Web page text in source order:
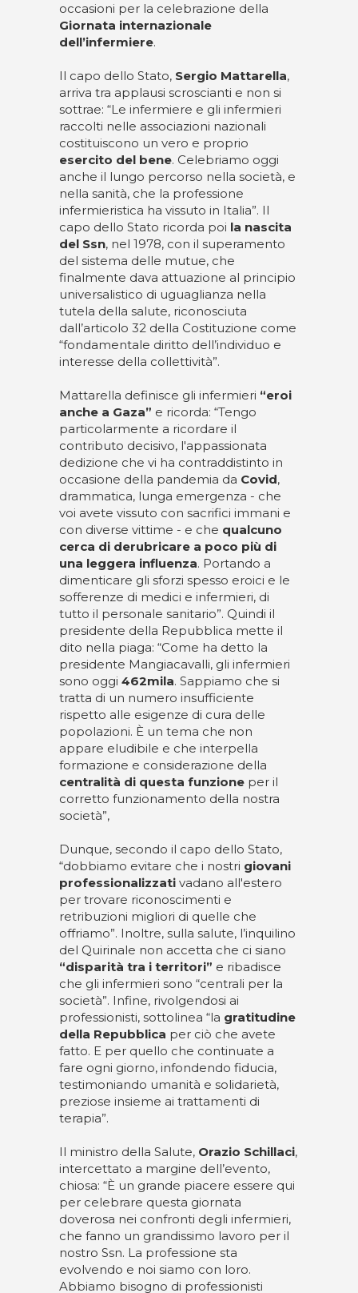
occasioni per la celebrazione della
Giornata internazionale
dell’infermiere.
Il capo dello Stato, Sergio Mattarella,
arriva tra applausi scroscianti e non si
sottrae: “Le infermiere e gli infermieri
raccolti nelle associazioni nazionali
costituiscono un vero e proprio
esercito del bene. Celebriamo oggi
anche il lungo percorso nella società, e
nella sanità, che la professione
infermieristica ha vissuto in Italia”. Il
capo dello Stato ricorda poi la nascita
del Ssn, nel 1978, con il superamento
del sistema delle mutue, che
finalmente dava attuazione al principio
universalistico di uguaglianza nella
tutela della salute, riconosciuta
dall’articolo 32 della Costituzione come
“fondamentale diritto dell’individuo e
interesse della collettività”.
Mattarella definisce gli infermieri “eroi
anche a Gaza” e ricorda: “Tengo
particolarmente a ricordare il
contributo decisivo, l'appassionata
dedizione che vi ha contraddistinto in
occasione della pandemia da Covid,
drammatica, lunga emergenza - che
voi avete vissuto con sacrifici immani e
con diverse vittime - e che qualcuno
cerca di derubricare a poco più di
una leggera influenza. Portando a
dimenticare gli sforzi spesso eroici e le
sofferenze di medici e infermieri, di
tutto il personale sanitario”. Quindi il
presidente della Repubblica mette il
dito nella piaga: “Come ha detto la
presidente Mangiacavalli, gli infermieri
sono oggi 462mila. Sappiamo che si
tratta di un numero insufficiente
rispetto alle esigenze di cura delle
popolazioni. È un tema che non
appare eludibile e che interpella
formazione e considerazione della
centralità di questa funzione per il
corretto funzionamento della nostra
società”,
Dunque, secondo il capo dello Stato,
“dobbiamo evitare che i nostri giovani
professionalizzati vadano all'estero
per trovare riconoscimenti e
retribuzioni migliori di quelle che
offriamo”. Inoltre, sulla salute, l’inquilino
del Quirinale non accetta che ci siano
“disparità tra i territori” e ribadisce
che gli infermieri sono “centrali per la
società”. Infine, rivolgendosi ai
professionisti, sottolinea “la gratitudine
della Repubblica per ciò che avete
fatto. E per quello che continuate a
fare ogni giorno, infondendo fiducia,
testimoniando umanità e solidarietà,
preziose insieme ai trattamenti di
terapia”.
Il ministro della Salute, Orazio Schillaci,
intercettato a margine dell’evento,
chiosa: “È un grande piacere essere qui
per celebrare questa giornata
doverosa nei confronti degli infermieri,
che fanno un grandissimo lavoro per il
nostro Ssn. La professione sta
evolvendo e noi siamo con loro.
Abbiamo bisogno di professionisti